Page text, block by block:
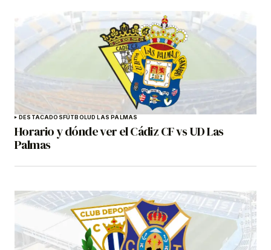
DESTACADOSFÚTBOLUD LAS PALMAS
Horario y dónde ver el Cádiz CF vs UD Las
Palmas